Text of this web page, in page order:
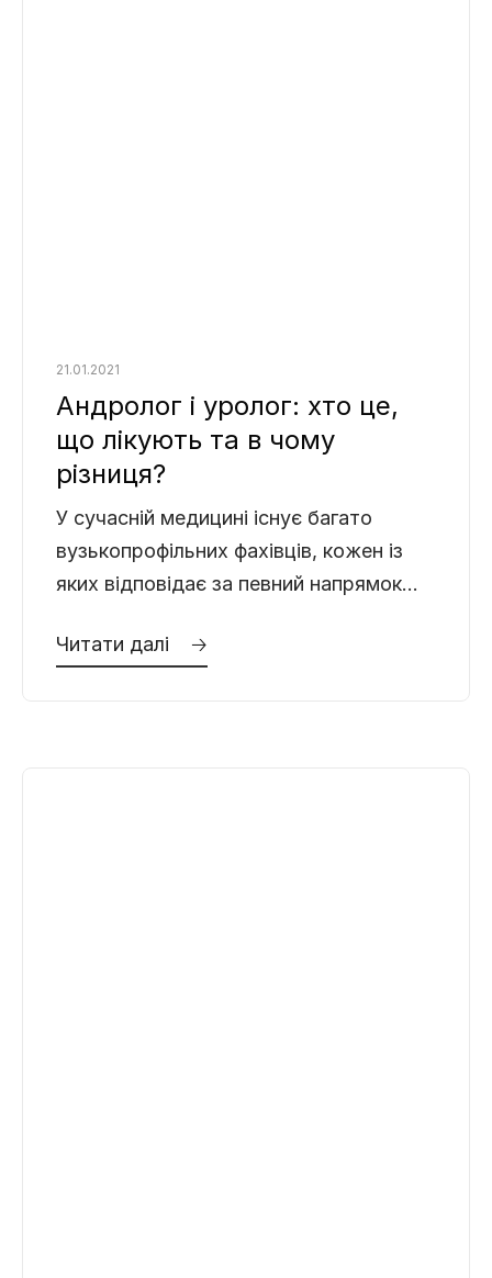
Андролог і уролог: хто це,
що лікують та в чому
різниця?
21.01.2021
У сучасній медицині існує багато
вузькопрофільних фахівців, кожен із
яких відповідає за певний напрямок
захворювання чоловічої статевої та
Читати далі 🡢